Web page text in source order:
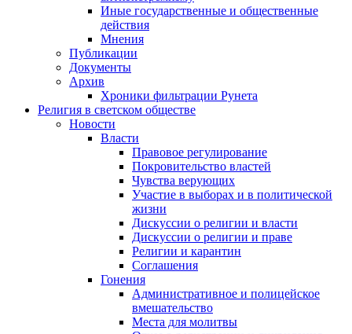
Иные государственные и общественные
действия
Мнения
Публикации
Документы
Архив
Хроники фильтрации Рунета
Религия в светском обществе
Новости
Власти
Правовое регулирование
Покровительство властей
Чувства верующих
Участие в выборах и в политической
жизни
Дискуссии о религии и власти
Дискуссии о религии и праве
Религии и карантин
Соглашения
Гонения
Административное и полицейское
вмешательство
Места для молитвы